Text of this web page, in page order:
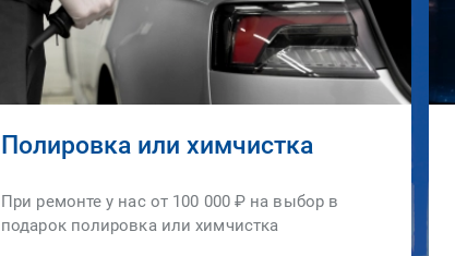
Полировка или химчистка
При ремонте у нас от 100 000 ₽ на выбор в
подарок полировка или химчистка